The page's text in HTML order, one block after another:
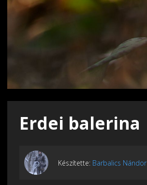
Erdei balerina
Készítette: Barbalics Nándor